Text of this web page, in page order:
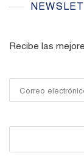
Recibe las